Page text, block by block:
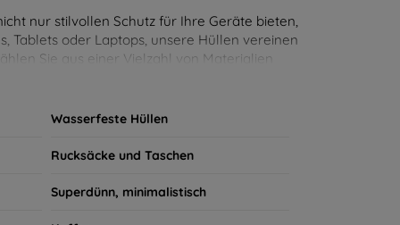
nur stilvollen Schutz für Ihre Geräte bieten,
Tablets oder Laptops, unsere Hüllen vereinen
Sie aus einer Vielzahl von Materialien
Wasserfeste Hüllen
Rucksäcke und Taschen
Superdünn, minimalistisch